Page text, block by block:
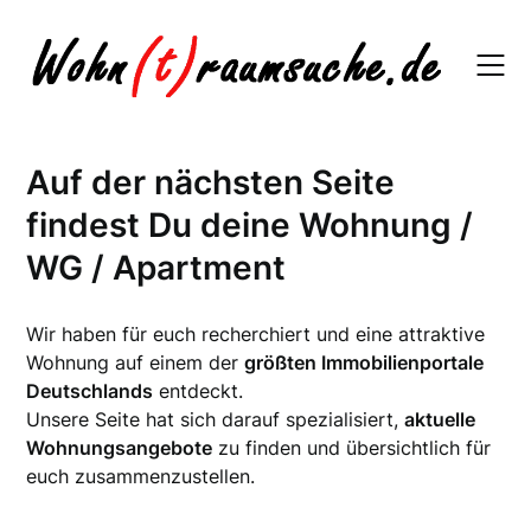
content
Auf der nächsten Seite
findest Du deine Wohnung /
WG / Apartment
Wir haben für euch recherchiert und eine attraktive
Wohnung auf einem dergrößten Immobilienportale
Deutschlands entdeckt.
Unsere Seite hat sich darauf spezialisiert,aktuelle
Wohnungsangebote zu finden und übersichtlich für
euch zusammenzustellen.